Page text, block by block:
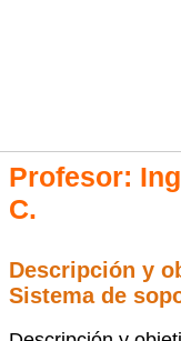
Profesor:
C.
Descripción y
Sistema de